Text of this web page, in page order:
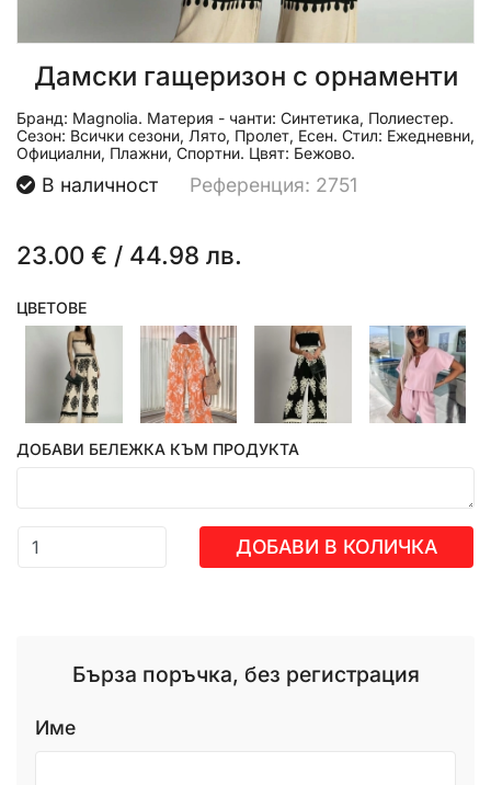
Дамски гащеризон с орнаменти
Бранд: Magnolia. Материя - чанти: Синтетика, Полиестер.
Сезон: Всички сезони, Лято, Пролет, Есен. Стил: Ежедневни,
Официални, Плажни, Спортни. Цвят: Бежово.
В наличност Референция: 2751
23.00 € / 44.98 лв.
ЦВЕТОВЕ
ДОБАВИ БЕЛЕЖКА КЪМ ПРОДУКТА
ДОБАВИ В КОЛИЧКА
Бърза поръчка, без регистрация
Име